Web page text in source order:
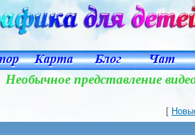
Необычное представление видео!
[